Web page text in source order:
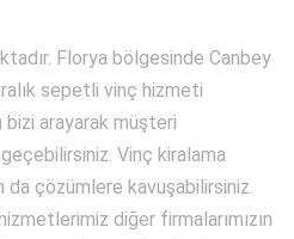
Florya bölgesinde Canbey
sepetli vinç hizmeti
bizi arayarak müşteri
Vinç kiralama
da çözümlere kavuşabilirsiniz.
diğer firmalarımızın